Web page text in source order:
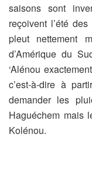
saisons sont
reçoivent l’été
pleut nettement
d’Amérique du
‘Alénou
c’est-à-dire à
demander les
Haguéchem mais
Kolénou.